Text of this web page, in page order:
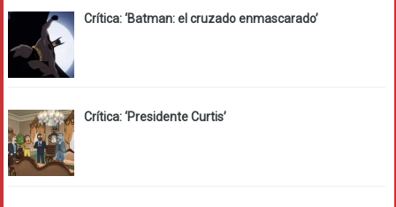
Crítica: ‘Batman: el cruzado enmascarado’
Crítica: ‘Presidente Curtis’